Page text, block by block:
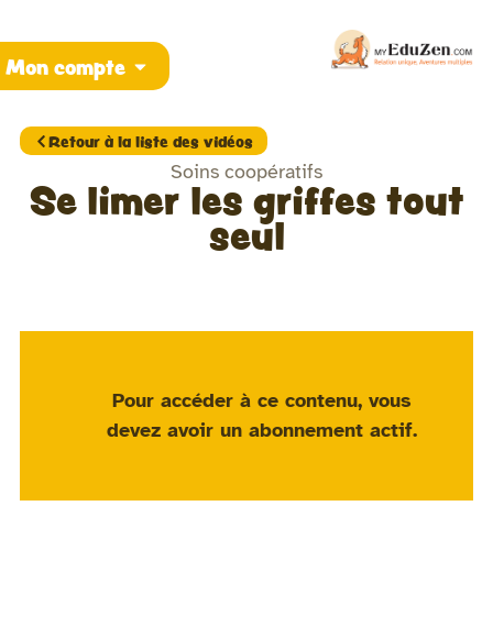
Mon compte
Retour à la liste des vidéos
Soins coopératifs
Se limer les griffes tout
seul
Pour accéder à ce contenu, vous
devez avoir un abonnement actif.